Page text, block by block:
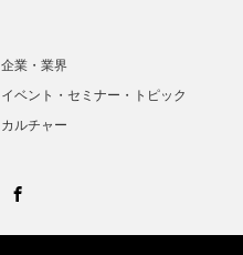
企業・業界
イベント・セミナー・トピック
カルチャー